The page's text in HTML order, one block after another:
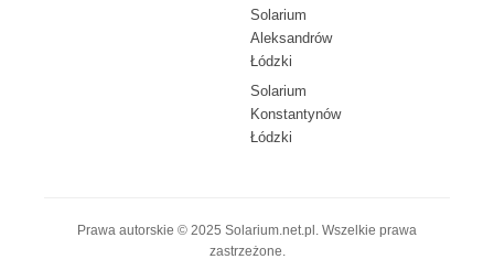
Solarium
Aleksandrów
Łódzki
Solarium
Konstantynów
Łódzki
Prawa autorskie © 2025 Solarium.net.pl. Wszelkie prawa
zastrzeżone.